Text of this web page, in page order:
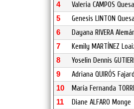
4 Valeria CAMPOS
5 Genesis LINTON
6 Dayana RIVERA
7 Kemily MARTÍNEZ
8 Yoselin Dennis
9 Adriana QUIRÓS
10 María Fernanda
11 Diane ALFARO Monge